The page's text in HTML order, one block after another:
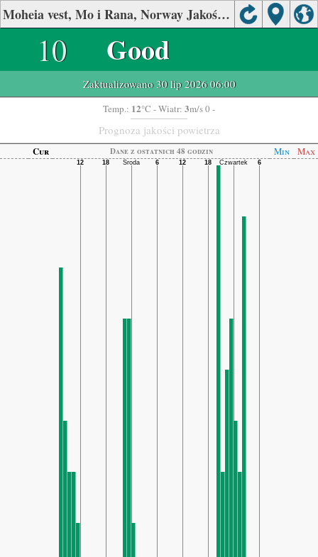
Moheia vest, Mo i Rana, Norway Jakość powietrza.
10 Good
Zaktualizowano 30 lip 2026 06:00
Temp.: 12°C - Wiatr: 3m/s 0 -
Prognoza jakości powietrza
Cur Dane z ostatnich 48 godzin Min Max